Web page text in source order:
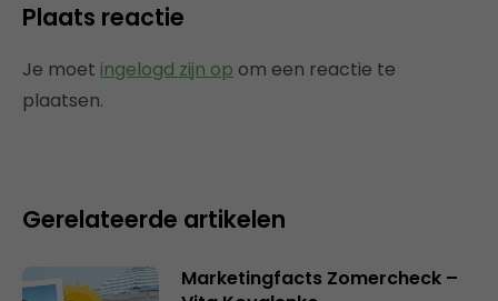
Plaats reactie
Je moet ingelogd zijn op om een reactie te
plaatsen.
Gerelateerde artikelen
Marketingfacts Zomercheck –